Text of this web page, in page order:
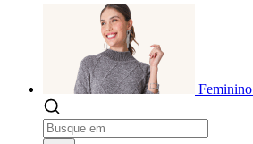
Feminino